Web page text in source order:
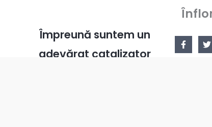
Împreună suntem un
adevărat catalizator